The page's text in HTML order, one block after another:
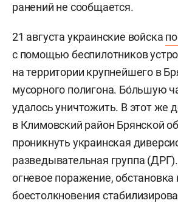
ранений не сообщается.
21 августа украинские войска
с помощью беспилотников
на территории крупнейшего в
мусорного полигона. Бо́льшую
удалось уничтожить. В этот же
в Климовский район Брянской
проникнуть украинская
разведывательная группа
огневое поражение, обстановка
боестолкновения